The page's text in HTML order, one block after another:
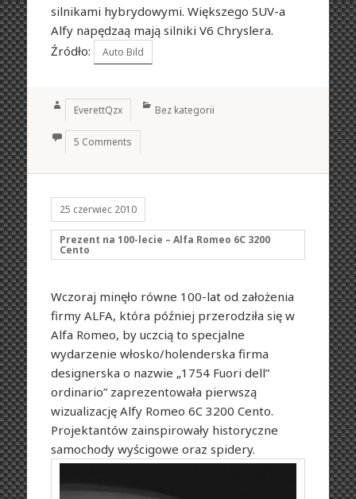
silnikami hybrydowymi. Większego SUV-a
Alfy napędzaą mają silniki V6 Chryslera.
Źródło:
Auto Bild
Author
EverettQzx Categories
Bez kategorii
5 Comments
25 czerwiec 2010
Prezent na 100-lecie – Alfa Romeo 6C 3200
Cento
Wczoraj minęło równe 100-lat od założenia
firmy ALFA, która później przerodziła się w
Alfa Romeo, by uczcią to specjalne
wydarzenie włosko/holenderska firma
designerska o nazwie „1754 Fuori dell”
ordinario” zaprezentowała pierwszą
wizualizację Alfy Romeo 6C 3200 Cento.
Projektantów zainspirowały historyczne
samochody wyścigowe oraz spidery.